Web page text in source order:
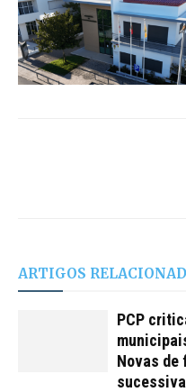
ARTIGOS
PCP
Novas de